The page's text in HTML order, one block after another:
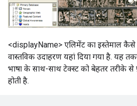
<displayName> एलिमेंट का इस्तेमाल कैसे
वास्तविक उदाहरण यहां दिया गया है. यह
भाषा के साथ-साथ टेक्स्ट को बेहतर तरीके से
होती है.